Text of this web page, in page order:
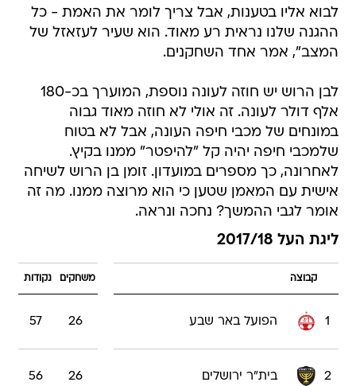
לבוא אליו בטענות, אבל צריך לומר את האמת - כל
ההגנה שלנו נראית רע מאוד. הוא שעיר לעזאזל של
המצב", אמר אחד השחקנים.
לבן הרוש יש חוזה לעונה נוספת, המוערך בכ-180
אלף דולר לעונה. זה אולי לא חוזה מאוד גבוה
במונחים של מכבי חיפה העונה, אבל לא בטוח
שלמכבי חיפה יהיה קל "להיפטר" ממנו בקיץ.
לאחרונה, כך מספרים במועדון. זומן בן הרוש לשיחה
אישית עם המאמן שטען כי הוא מרוצה ממנו. מה זה
אומר לגבי ההמשך? נחכה ונראה.
ליגת העל 2017/18
קבוצה משחקים נקודות
1 הפועל באר שבע 26
57
2 בית"ר ירושלים 26
56